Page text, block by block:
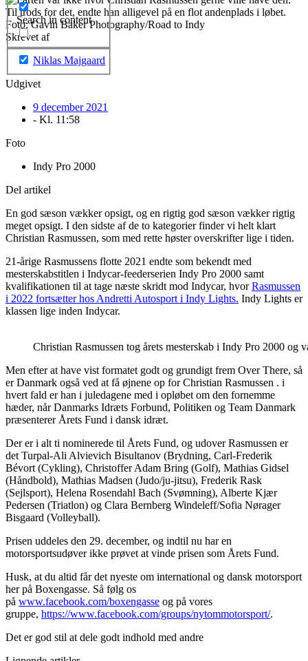
Search in content
Skrevet af
Niklas Majgaard
Udgivet
9 december 2021
- Kl. 11:58
Foto
Indy Pro 2000
Del artikel
En god sæson vækker opsigt, og en rigtig god sæson vækker rigtig
meget opsigt. I den sidste af de to kategorier finder vi helt klart
Christian Rasmussen, som med rette høster overskrifter lige i tiden.
21-årige Rasmussens flotte 2021 endte som bekendt med
mesterskabstitlen i Indycar-feederserien Indy Pro 2000 samt
kvalifikationen til at tage næste skridt mod Indycar, hvorRasmussen
i 2022 fortsætter hos Andretti Autosport i Indy Lights. Indy Lights er
klassen lige inden Indycar.
Christian Rasmussen tog årets mesterskab i Indy Pro 2000
Men efter at have vist formatet godt og grundigt frem Over There, så
er Danmark også ved at få øjnene op for Christian Rasmussen . i
hvert fald er han i juledagene med i opløbet om den fornemme
hæder, når Danmarks Idræts Forbund, Politiken og Team Danmark
præsenterer Årets Fund i dansk idræt.
Der er i alt ti nominerede til Årets Fund, og udover Rasmussen er
det Turpal-Ali Alvievich Bisultanov (Brydning, Carl-Frederik
Bévort (Cykling), Christoffer Adam Bring (Golf), Mathias Gidsel
(Håndbold), Mathias Madsen (Judo/ju-jitsu), Frederik Rask
(Sejlsport), Helena Rosendahl Bach (Svømning), Alberte Kjær
Pedersen (Triatlon) og Clara Bernberg Windeleff/Sofia Nørager
Bisgaard (Volleyball).
Prisen uddeles den 29. december, og indtil nu har en
motorsportsudøver ikke prøvet at vinde prisen som Årets Fund.
Husk, at du altid får det nyeste om international og dansk motorsport
her på Boxengasse. Så følg os
på www.facebook.com/boxengasse og på vores
gruppe, https://www.facebook.com/groups/nytommotorsport/.
Det er god stil at dele godt indhold med andre